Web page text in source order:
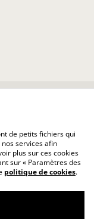
de petits fichiers qui
services afin
plus sur ces cookies
sur « Paramètres des
politique de cookies.